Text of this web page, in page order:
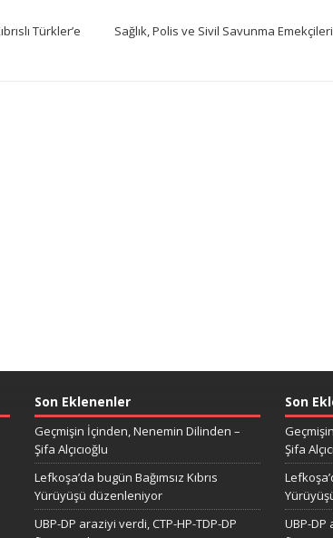
Türkler’e
Sağlık, Polis ve Sivil Savunma
Son Eklenenler
Geçmişin İçinden, Nenemin Dilinden –
Şifa Alçıcıoğlu
Lefkoşa’da bugün Bağımsız Kıbrıs
Yürüyüşü düzenleniyor
UBP-DP araziyi verdi, CTP-HP-TDP-DP
Son
Şifa
UBP-DP